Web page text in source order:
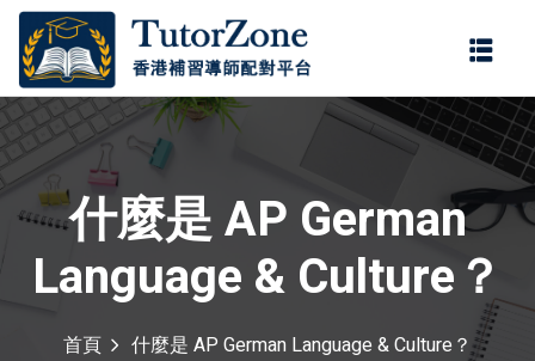
什麼是 AP German
Language & Culture？
首頁 什麼是 AP German Language & Culture？
登錄